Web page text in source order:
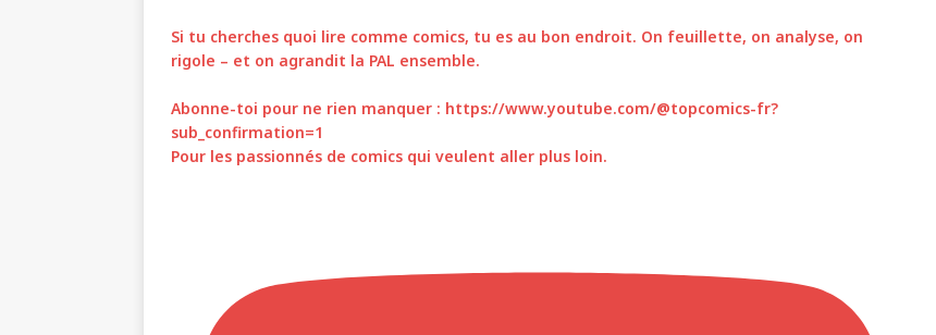
Si tu cherches quoi lire comme comics, tu es au bon endroit. On feuillette, on analyse, on
rigole – et on agrandit la PAL ensemble.
Abonne-toi pour ne rien manquer : https://www.youtube.com/@topcomics-fr?
sub_confirmation=1
Pour les passionnés de comics qui veulent aller plus loin.